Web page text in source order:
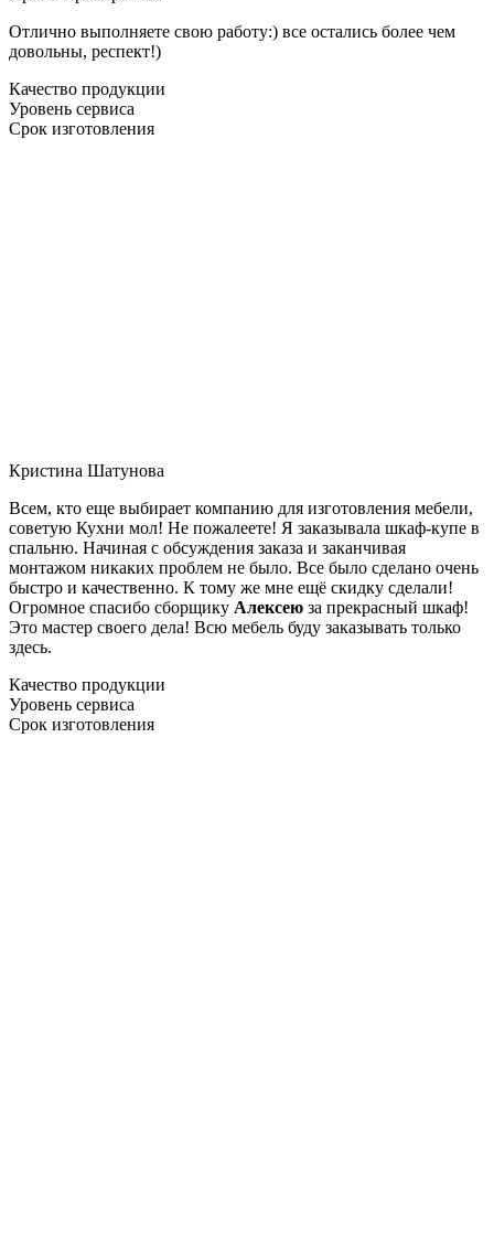
Отлично выполняете свою работу:) все остались более чем
довольны, респект!)
Качество продукции
Уровень сервиса
Срок изготовления
Кристина Шатунова
Всем, кто еще выбирает компанию для изготовления мебели,
советую Кухни мол! Не пожалеете! Я заказывала шкаф-купе в
спальню. Начиная с обсуждения заказа и заканчивая
монтажом никаких проблем не было. Все было сделано очень
быстро и качественно. К тому же мне ещё скидку сделали!
Огромное спасибо сборщику Алексею за прекрасный шкаф!
Это мастер своего дела! Всю мебель буду заказывать только
здесь.
Качество продукции
Уровень сервиса
Срок изготовления